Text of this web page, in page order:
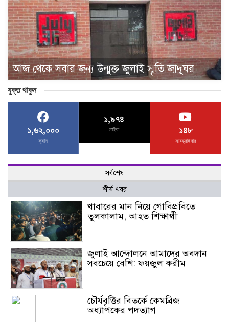
আজ থেকে সবার জন্য উন্মুক্ত জুলাই স্মৃতি জাদুঘর
যুক্ত থাকুন
১,৬২,০০০
ফ্যান
১,৯৭৪
লাইক ১৪৮
সাবস্ক্রাইবার
সর্বশেষ
শীর্ষ খবর
খাবারের মান নিয়ে গোবিপ্রবিতে
তুলকালাম, আহত শিক্ষার্থী
জুলাই আন্দোলনে আমাদের অবদান
সবচেয়ে বেশি: ফয়জুল করীম
চৌর্যবৃত্তির বিতর্কে কেমব্রিজ
অধ্যাপকের পদত্যাগ